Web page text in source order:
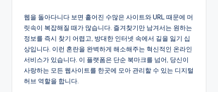
웹을 돌아다니다 보면 흩어진 수많은 사이트와 URL 때문에 머
릿속이 복잡해질 때가 많습니다. 즐겨찾기만 남겨서는 원하는
정보를 즉시 찾기 어렵고, 방대한 인터넷 속에서 길을 잃기 십
상입니다. 이런 혼란을 완벽하게 해소해주는 혁신적인 온라인
서비스가 있습니다. 이 플랫폼은 단순 북마크를 넘어, 당신이
사랑하는 모든 웹사이트를 한곳에 모아 관리할 수 있는 디지털
허브 역할을 합니다.